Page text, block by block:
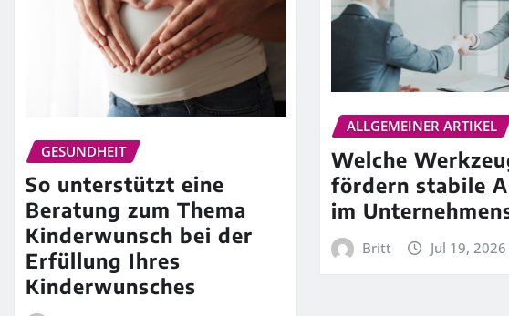
GESUNDHEIT
So unterstützt eine
Beratung zum Thema
Kinderwunsch bei der
Erfüllung Ihres
Kinderwunsches
ALLGEMEINER ARTIKEL
Welche
fördern stabile
im
Britt Jul 19, 2026